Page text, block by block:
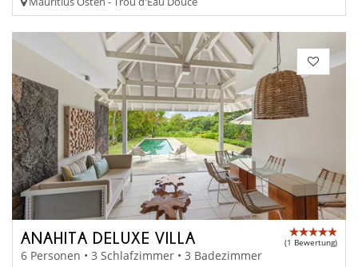
ANAHITA DELUXE VILLA (1 Bewertung)
6 Personen • 3 Schlafzimmer • 3 Badezimmer